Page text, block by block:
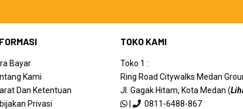
Bayar
Kami
Dan Ketentuan
Privasi
TOKO KAMI
Toko 1 :
Ring Road Citywalks Medan
Jl. Gagak Hitam, Kota Medan (
|
0811-6488-867